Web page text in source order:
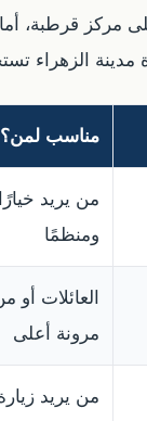
مركز قرطبة،
مدينة الزهراء
مناسب لمن؟
من يريد
ومنظمًا
العائلات أو
مرونة أعلى
من يريد